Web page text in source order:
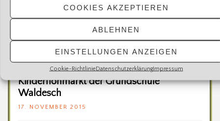
COOKIES AKZEPTIEREN
ABLEHNEN
EINSTELLUNGEN ANZEIGEN
Cookie-RichtlinieDatenschutzerklärungImpressum
Kinderflohmarkt der Grundschule
Waldesch
17. NOVEMBER 2015